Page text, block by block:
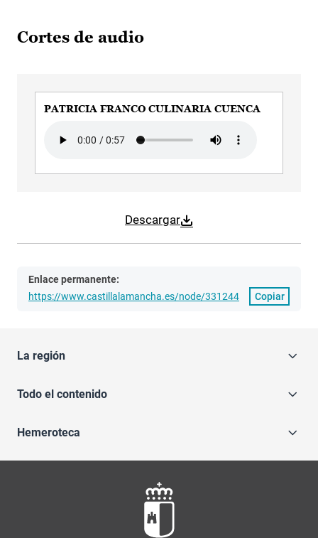
Cortes de audio
Descargar
PATRICIA FRANCO CULINARIA CUENCA
Enlace permanente:
https://www.castillalamancha.es/node/331244
Copiar
La región
Todo el contenido
Hemeroteca